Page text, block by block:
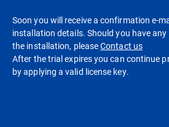
Soon you will receive a confirmation e-
installation details. Should you have
the installation, pleaseContact us
After the trial expires you can continue
by applying a valid license key.